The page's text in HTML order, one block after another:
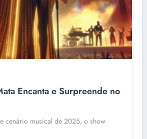
Encanta e Surpreende no
cenário musical de 2025, o show